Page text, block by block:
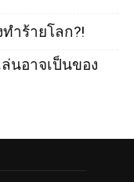
ำร้ายโลก?!
ล่นอาจเป็นของ